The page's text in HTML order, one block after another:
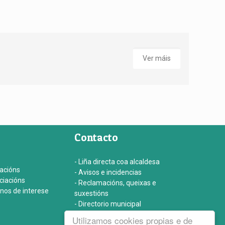
Utilizamos cookies propias e de
Ver máis
de interese
Contacto
- Liña directa coa alcaldesa
- Avisos e incidencias
- Reclamacións, queixas e
suxestións
- Directorio municipal